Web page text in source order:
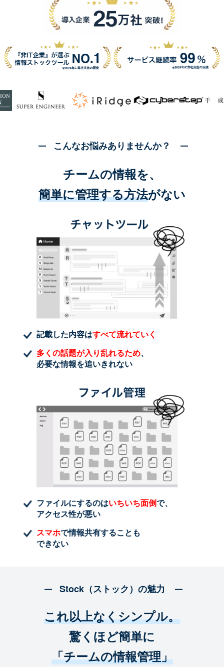
こんなお悩みありませんか？
チームの情報を、
簡単に管理する方法がない
記載した内容はすべて流れていく
多くの話題が入り乱れるため、
必要な情報を追いきれない
ファイルにするのはいちいち面倒で、
アクセス性が悪い
スマホで情報共有することも
できない
Stock（ストック）の魅力
これ以上なくシンプル。
驚くほど簡単に
「チームの情報管理」